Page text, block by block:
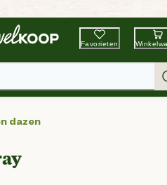
Tuin & Dier
Favorieten
dazen